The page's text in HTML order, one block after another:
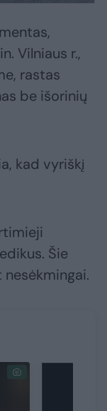
Vilniaus r.,
rastas
be išorinių
kad vyriškį
Šie